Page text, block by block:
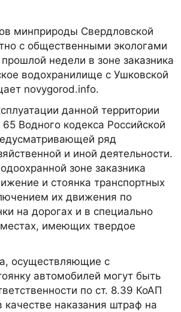
минприроды Свердловской
с общественными экологами
недели в зоне заказника
водохранилище с Ушковской
novygorod.info.
данной территории
Водного кодекса Российской
ряд
и иной деятельности.
зоне заказника
и стоянка транспортных
их движения по
на дорогах и в специально
имеющих твердое
осуществляющие с
автомобилей могут быть
по ст. 8.39 КоАП
наказания штраф на